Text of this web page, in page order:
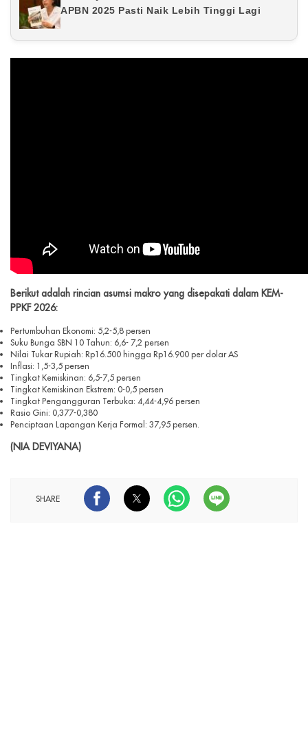
APBN 2025 Pasti Naik Lebih Tinggi Lagi
Berikut adalah rincian asumsi makro yang disepakati dalam KEM-
PPKF 2026:
Pertumbuhan Ekonomi: 5,2-5,8 persen
Suku Bunga SBN 10 Tahun: 6,6- 7,2 persen
Nilai Tukar Rupiah: Rp16.500 hingga Rp16.900 per dolar AS
Inflasi: 1,5-3,5 persen
Tingkat Kemiskinan: 6,5-7,5 persen
Tingkat Kemiskinan Ekstrem: 0-0,5 persen
Tingkat Pengangguran Terbuka: 4,44-4,96 persen
Rasio Gini: 0,377-0,380
Penciptaan Lapangan Kerja Formal: 37,95 persen.
(NIA DEVIYANA)
SHARE